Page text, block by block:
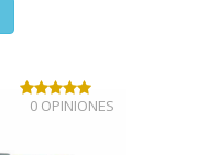
0 OPINIONES